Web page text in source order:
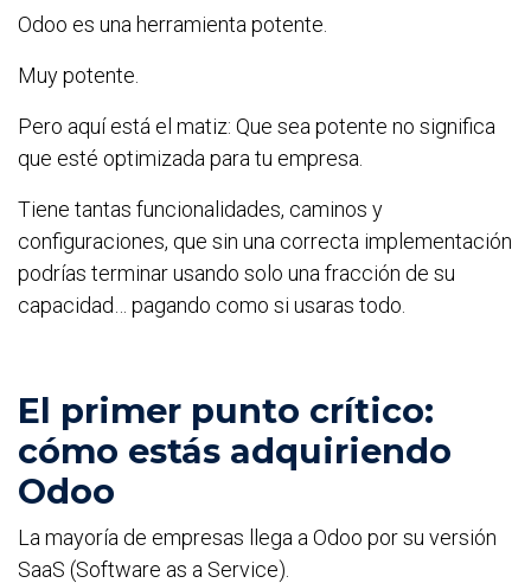
Odoo es una herramienta potente.
Muy potente.
Pero aquí está el matiz: Que sea potente no significa
que esté optimizada para tu empresa.
Tiene tantas funcionalidades, caminos y
configuraciones, que sin una correcta implementación
podrías terminar usando solo una fracción de su
capacidad… pagando como si usaras todo.
El primer punto crítico:
cómo estás adquiriendo
Odoo
La mayoría de empresas llega a Odoo por su versión
SaaS (Software as a Service).